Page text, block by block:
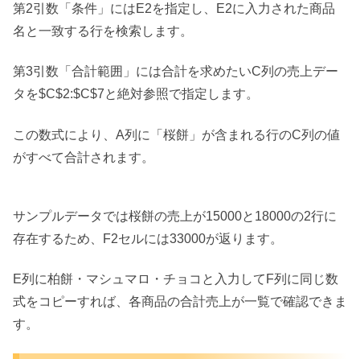
第2引数「条件」にはE2を指定し、E2に入力された商品
名と一致する行を検索します。
第3引数「合計範囲」には合計を求めたいC列の売上デー
タを$C$2:$C$7と絶対参照で指定します。
この数式により、A列に「桜餅」が含まれる行のC列の値
がすべて合計されます。
サンプルデータでは桜餅の売上が15000と18000の2行に
存在するため、F2セルには33000が返ります。
E列に柏餅・マシュマロ・チョコと入力してF列に同じ数
式をコピーすれば、各商品の合計売上が一覧で確認できま
す。